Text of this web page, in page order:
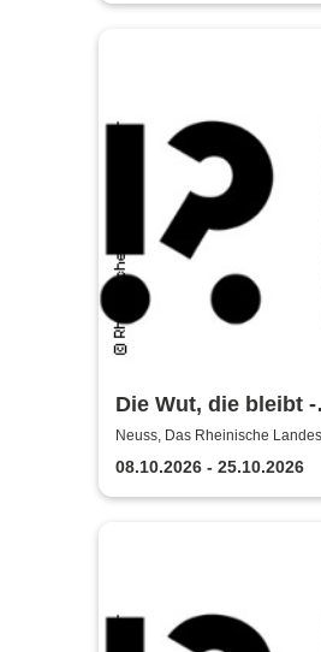
Die Wut, die bleibt -
Rheinische
Neuss
Neuss, Das Rheinische
Bühne
08.10.2026 - 25.10.2026